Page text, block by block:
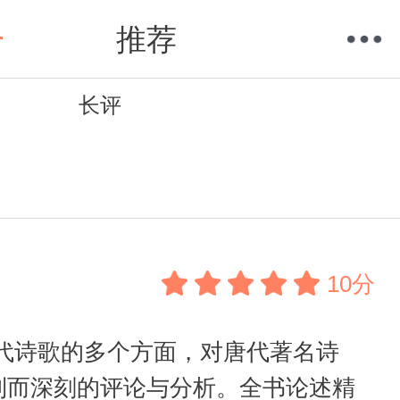
推荐
长评
10分
诗歌的多个方面，对唐代著名诗
深刻的评论与分析。全书论述精